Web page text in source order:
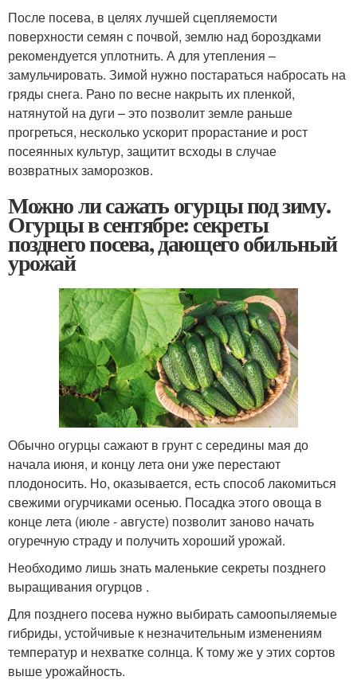
После посева, в целях лучшей сцепляемости
поверхности семян с почвой, землю над бороздками
рекомендуется уплотнить. А для утепления –
замульчировать. Зимой нужно постараться набросать на
гряды снега. Рано по весне накрыть их пленкой,
натянутой на дуги – это позволит земле раньше
прогреться, несколько ускорит прорастание и рост
посеянных культур, защитит всходы в случае
возвратных заморозков.
Можно ли сажать огурцы под зиму.
Огурцы в сентябре: секреты
позднего посева, дающего обильный
урожай
Обычно огурцы сажают в грунт с середины мая до
начала июня, и концу лета они уже перестают
плодоносить. Но, оказывается, есть способ лакомиться
свежими огурчиками осенью. Посадка этого овоща в
конце лета (июле - августе) позволит заново начать
огуречную страду и получить хороший урожай.
Необходимо лишь знать маленькие секреты позднего
выращивания огурцов .
Для позднего посева нужно выбирать самоопыляемые
гибриды, устойчивые к незначительным изменениям
температур и нехватке солнца. К тому же у этих сортов
выше урожайность.